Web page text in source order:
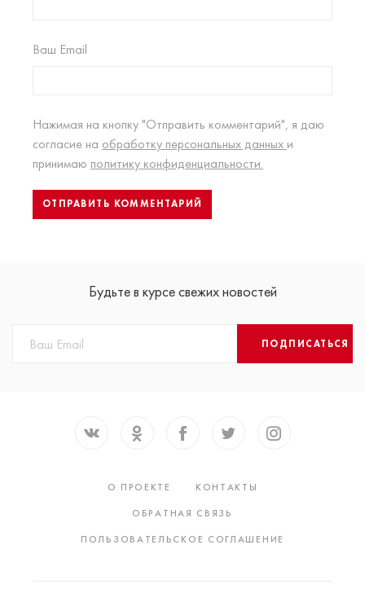
Ваш Email
Нажимая на кнопку "Отправить комментарий", я даю
согласие на обработку персональных данных и
принимаю политику конфиденциальности.
Будьте в курсе свежих новостей
ПОДПИСАТЬСЯ
О ПРОЕКТЕ
КОНТАКТЫ
ОБРАТНАЯ СВЯЗЬ
ПОЛЬЗОВАТЕЛЬСКОЕ СОГЛАШЕНИЕ